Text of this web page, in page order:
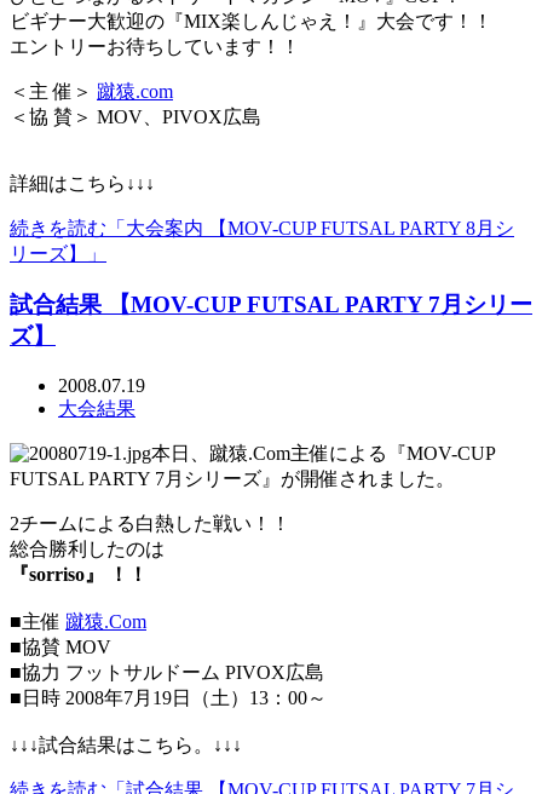
ビギナー大歓迎の『MIX楽しんじゃえ！』大会です！！
エントリーお待ちしています！！
＜主 催＞ 蹴猿.com
＜協 賛＞ MOV、PIVOX広島
詳細はこちら↓↓↓
続きを読む「大会案内 【MOV-CUP FUTSAL PARTY 8月シ
リーズ】」
試合結果 【MOV-CUP FUTSAL PARTY 7月シリー
ズ】
2008.07.19
大会結果
本日、蹴猿.Com主催による『MOV-CUP
FUTSAL PARTY 7月シリーズ』が開催されました。
2チームによる白熱した戦い！！
総合勝利したのは
『sorriso』 ！！
■主催 蹴猿.Com
■協賛 MOV
■協力 フットサルドーム PIVOX広島
■日時 2008年7月19日（土）13：00～
↓↓↓試合結果はこちら。↓↓↓
続きを読む「試合結果 【MOV-CUP FUTSAL PARTY 7月シ